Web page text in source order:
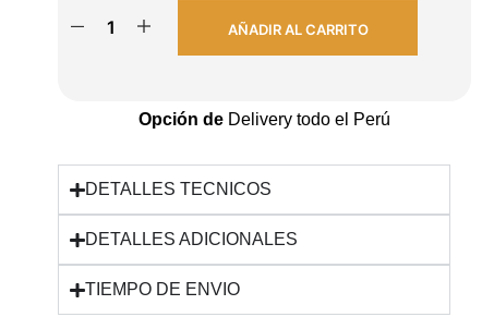
AÑADIR AL CARRITO
Opción de Delivery todo el Perú
DETALLES TECNICOS
DETALLES ADICIONALES
TIEMPO DE ENVIO